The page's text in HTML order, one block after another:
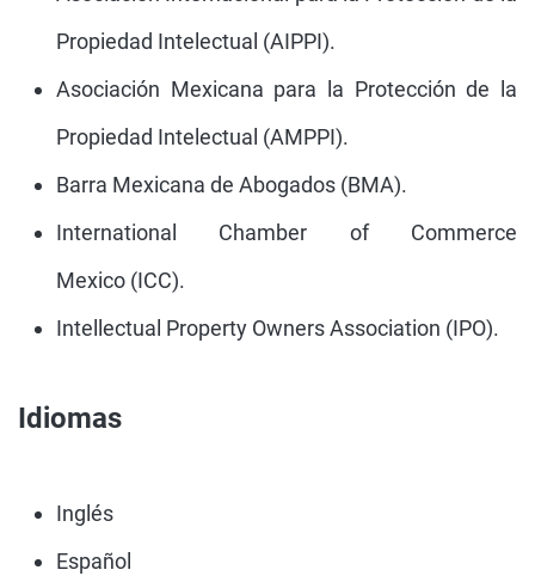
Propiedad Intelectual (AIPPI).
Asociación Mexicana para la Protección de la
Propiedad Intelectual (AMPPI).
Barra Mexicana de Abogados (BMA).
International Chamber of Commerce
Mexico (ICC).
Intellectual Property Owners Association (IPO).
Idiomas
Inglés
Español